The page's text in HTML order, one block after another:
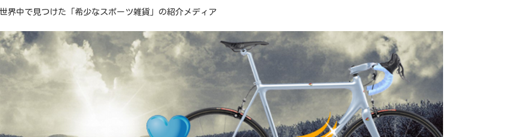
世界中で見つけた「希少なスポーツ雑貨」の紹介メディア